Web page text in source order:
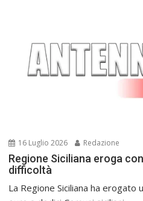
16 Luglio 2026 Redazione
Regione Siciliana eroga
difficoltà
La Regione Siciliana ha erogato